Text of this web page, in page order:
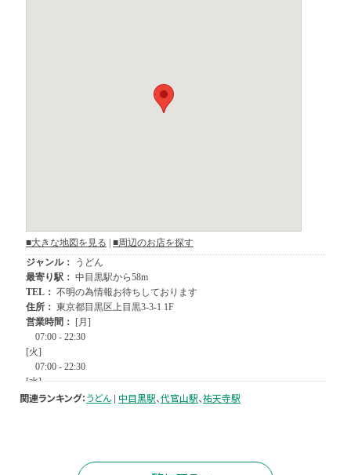
関連ランキング： うどん 中目黒駅、代官山駅、祐天寺駅